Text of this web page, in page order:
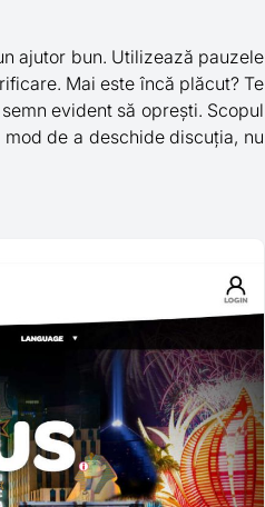
ajutor bun. Utilizează pauzele
Mai este încă plăcut? Te
evident să oprești. Scopul
de a deschide discuția, nu